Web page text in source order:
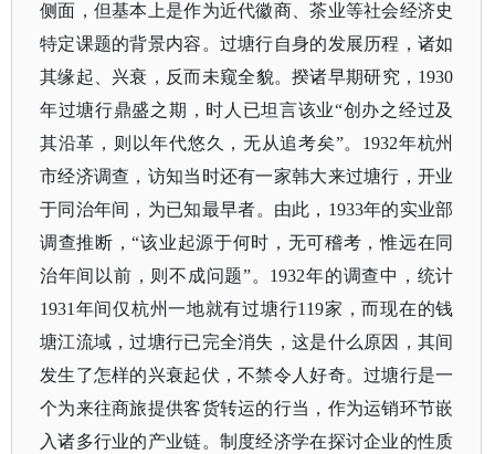
侧面，但基本上是作为近代徽商、茶业等社会经济史
特定课题的背景内容。过塘行自身的发展历程，诸如
其缘起、兴衰，反而未窥全貌。揆诸早期研究， 1930
年过塘行鼎盛之期，时人已坦言该业“创办之经过及
其沿革，则以年代悠久，无从追考矣”。1932年杭州
市经济调查，访知当时还有一家韩大来过塘行，开业
于同治年间，为已知最早者。由此，1933年的实业部
调查推断，“该业起源于何时，无可稽考，惟远在同
治年间以前，则不成问题”。1932年的调查中，统计
1931年间仅杭州一地就有过塘行119家，而现在的钱
塘江流域，过塘行已完全消失，这是什么原因，其间
发生了怎样的兴衰起伏，不禁令人好奇。过塘行是一
个为来往商旅提供客货转运的行当，作为运销环节嵌
入诸多行业的产业链。制度经济学在探讨企业的性质